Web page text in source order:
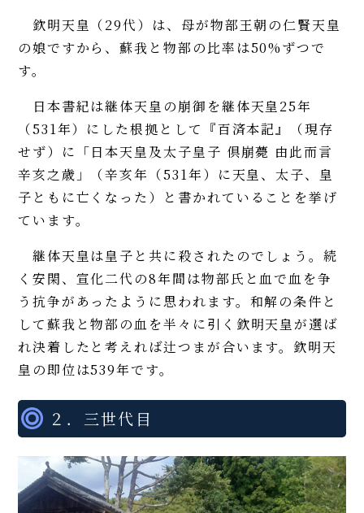
欽明天皇（29代）は、母が物部王朝の仁賢天皇
の娘ですから、蘇我と物部の比率は50%ずつで
す。
日本書紀は継体天皇の崩御を継体天皇25年
（531年）にした根拠として『百済本記』（現存
せず）に「日本天皇及太子皇子 倶崩薨 由此而言
辛亥之歳」（辛亥年（531年）に天皇、太子、皇
子ともに亡くなった）と書かれていることを挙げ
ています。
継体天皇は皇子と共に殺されたのでしょう。続
く安閑、宣化二代の8年間は物部氏と血で血を争
う抗争があったように思われます。和解の条件と
して蘇我と物部の血を半々に引く欽明天皇が選ば
れ決着したと考えれば辻つまが合います。欽明天
皇の即位は539年です。
２．三世代目